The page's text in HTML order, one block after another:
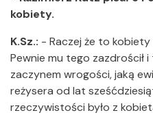
kobiety.
K.Sz.: - Raczej że to kobiety
Pewnie mu tego zazdrościł i
zaczynem wrogości, jaką
reżysera od lat
rzeczywistości było z